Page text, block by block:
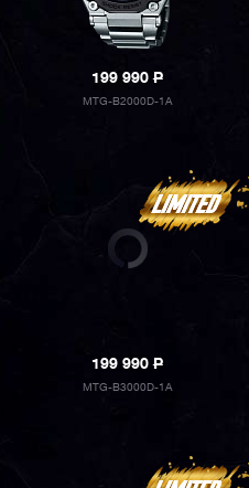
199 990P
MTG-B2000D-1A
199 990P
MTG-B3000D-1A